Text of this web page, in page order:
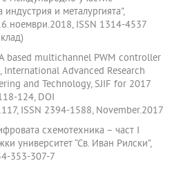
и металургията",
ISSN 1314-4537
based multichannel PWM controller
Advanced Research
and Technology, SJIF for 2017
124, DOI
ISSN 2394-1588, November.2017
схемотехника – част I
университет “Св. Иван Рилски”,
353-307-7